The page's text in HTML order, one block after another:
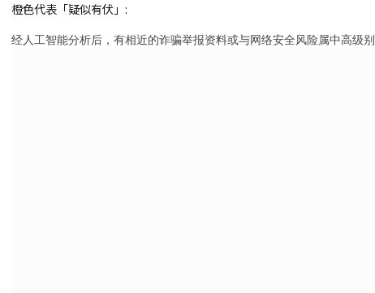
橙色代表「疑似有伏」:
经人工智能分析后，有相近的诈骗举报资料或与网络安全风险属中高级别